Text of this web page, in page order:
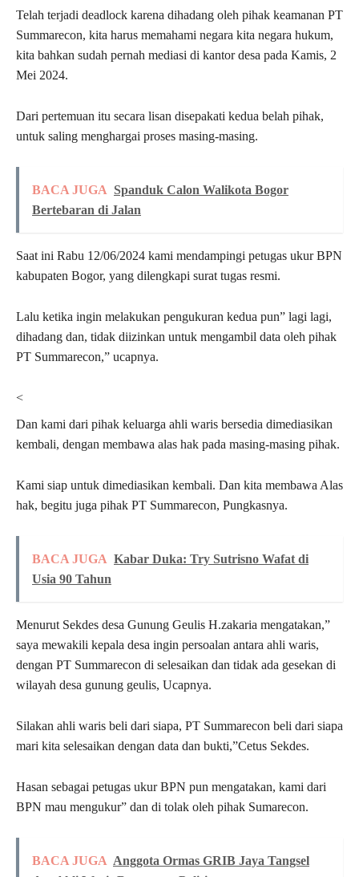
Telah terjadi deadlock karena dihadang oleh pihak keamanan PT
Summarecon, kita harus memahami negara kita negara hukum,
kita bahkan sudah pernah mediasi di kantor desa pada Kamis, 2
Mei 2024.
Dari pertemuan itu secara lisan disepakati kedua belah pihak,
untuk saling menghargai proses masing-masing.
BACA JUGA Spanduk Calon Walikota Bogor
Bertebaran di Jalan
Saat ini Rabu 12/06/2024 kami mendampingi petugas ukur BPN
kabupaten Bogor, yang dilengkapi surat tugas resmi.
Lalu ketika ingin melakukan pengukuran kedua pun” lagi lagi,
dihadang dan, tidak diizinkan untuk mengambil data oleh pihak
PT Summarecon,” ucapnya.
<
Dan kami dari pihak keluarga ahli waris bersedia dimediasikan
kembali, dengan membawa alas hak pada masing-masing pihak.
Kami siap untuk dimediasikan kembali. Dan kita membawa Alas
hak, begitu juga pihak PT Summarecon, Pungkasnya.
BACA JUGA Kabar Duka: Try Sutrisno Wafat di
Usia 90 Tahun
Menurut Sekdes desa Gunung Geulis H.zakaria mengatakan,”
saya mewakili kepala desa ingin persoalan antara ahli waris,
dengan PT Summarecon di selesaikan dan tidak ada gesekan di
wilayah desa gunung geulis, Ucapnya.
Silakan ahli waris beli dari siapa, PT Summarecon beli dari siapa
mari kita selesaikan dengan data dan bukti,”Cetus Sekdes.
Hasan sebagai petugas ukur BPN pun mengatakan, kami dari
BPN mau mengukur” dan di tolak oleh pihak Sumarecon.
BACA JUGA Anggota Ormas GRIB Jaya Tangsel